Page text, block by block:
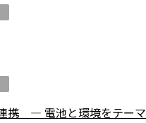
携 ― 電池と環境をテー